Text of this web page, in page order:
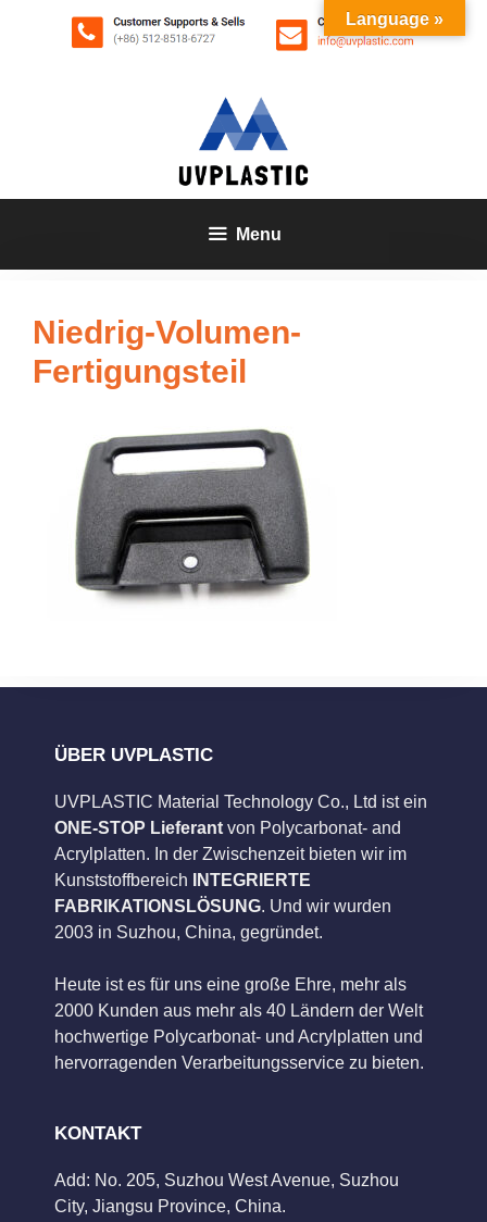
Menu
Niedrig-Volumen-
Fertigungsteil
ÜBER UVPLASTIC
UVPLASTIC Material Technology Co., Ltd ist ein
ONE-STOP Lieferant von Polycarbonat- and
Acrylplatten. In der Zwischenzeit bieten wir im
Kunststoffbereich
INTEGRIERTE
FABRIKATIONSLÖSUNG. Und wir wurden
2003 in Suzhou, China, gegründet.
Heute ist es für uns eine große Ehre, mehr als
2000 Kunden aus mehr als 40 Ländern der Welt
hochwertige Polycarbonat- und Acrylplatten und
hervorragenden Verarbeitungsservice zu bieten.
KONTAKT
Add: No. 205, Suzhou West Avenue, Suzhou
City, Jiangsu Province, China.
Language »